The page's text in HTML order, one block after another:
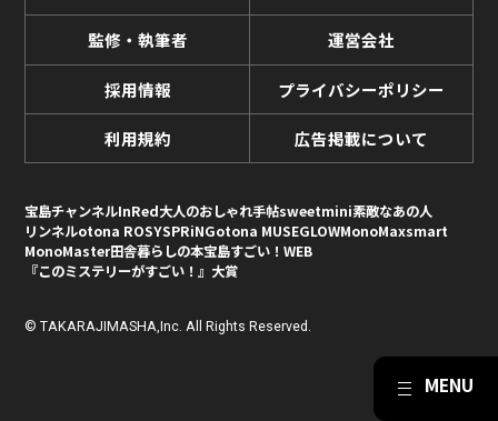
監修・執筆者 運営会社
採用情報 プライバシーポリシー
利用規約 広告掲載について
宝島チャンネルInRed大人のおしゃれ手帖sweetmini素敵なあの人
リンネルotona ROSYSPRiNGotona MUSEGLOWMonoMaxsmart
MonoMaster田舎暮らしの本宝島すごい！WEB
『このミステリーがすごい！』大賞
© TAKARAJIMASHA,Inc. All Rights Reserved.